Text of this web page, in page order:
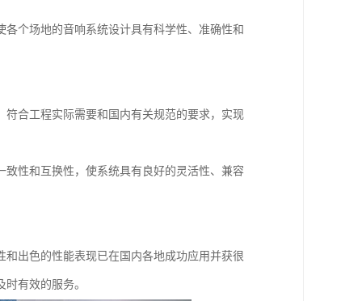
个场地的音响系统设计具有科学性、准确性和
合工程实际需要和国内有关规范的要求，实现
性和互换性，使系统具有良好的灵活性、兼容
出色的性能表现已在国内各地成功应用并获很
有效的服务。